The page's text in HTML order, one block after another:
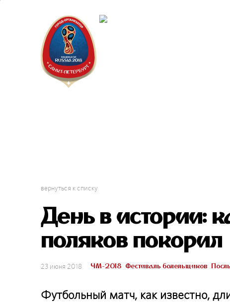
вернуться к списку
День в истории:
поляков покорил
23 июня 2018 ЧМ-2018 Фестиваль болельщиков
Футбольный матч, как известно,